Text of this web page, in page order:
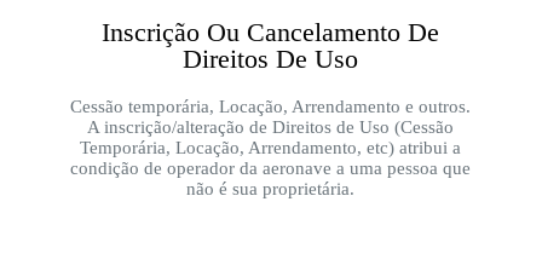
Inscrição Ou Cancelamento De
Direitos De Uso
Cessão temporária, Locação, Arrendamento e outros.
A inscrição/alteração de Direitos de Uso (Cessão
Temporária, Locação, Arrendamento, etc) atribui a
condição de operador da aeronave a uma pessoa que
não é sua proprietária.